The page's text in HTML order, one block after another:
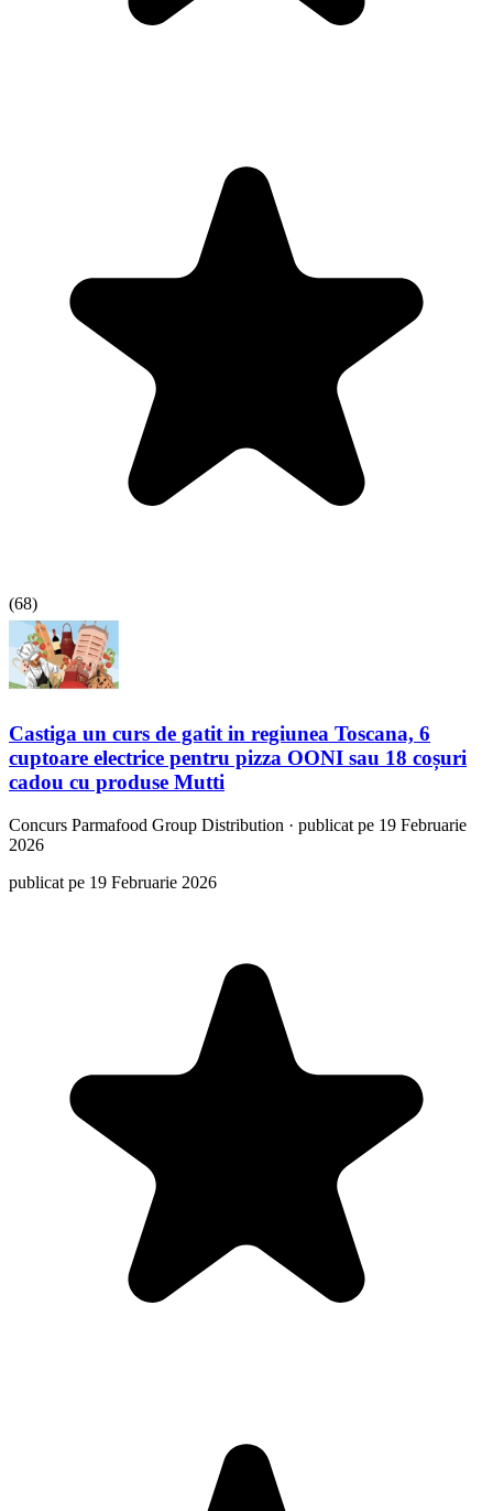
(68)
Castiga un curs de gatit in regiunea Toscana, 6
cuptoare electrice pentru pizza OONI sau 18 coșuri
cadou cu produse Mutti
Concurs Parmafood Group Distribution · publicat pe 19 Februarie
2026
publicat pe 19 Februarie 2026